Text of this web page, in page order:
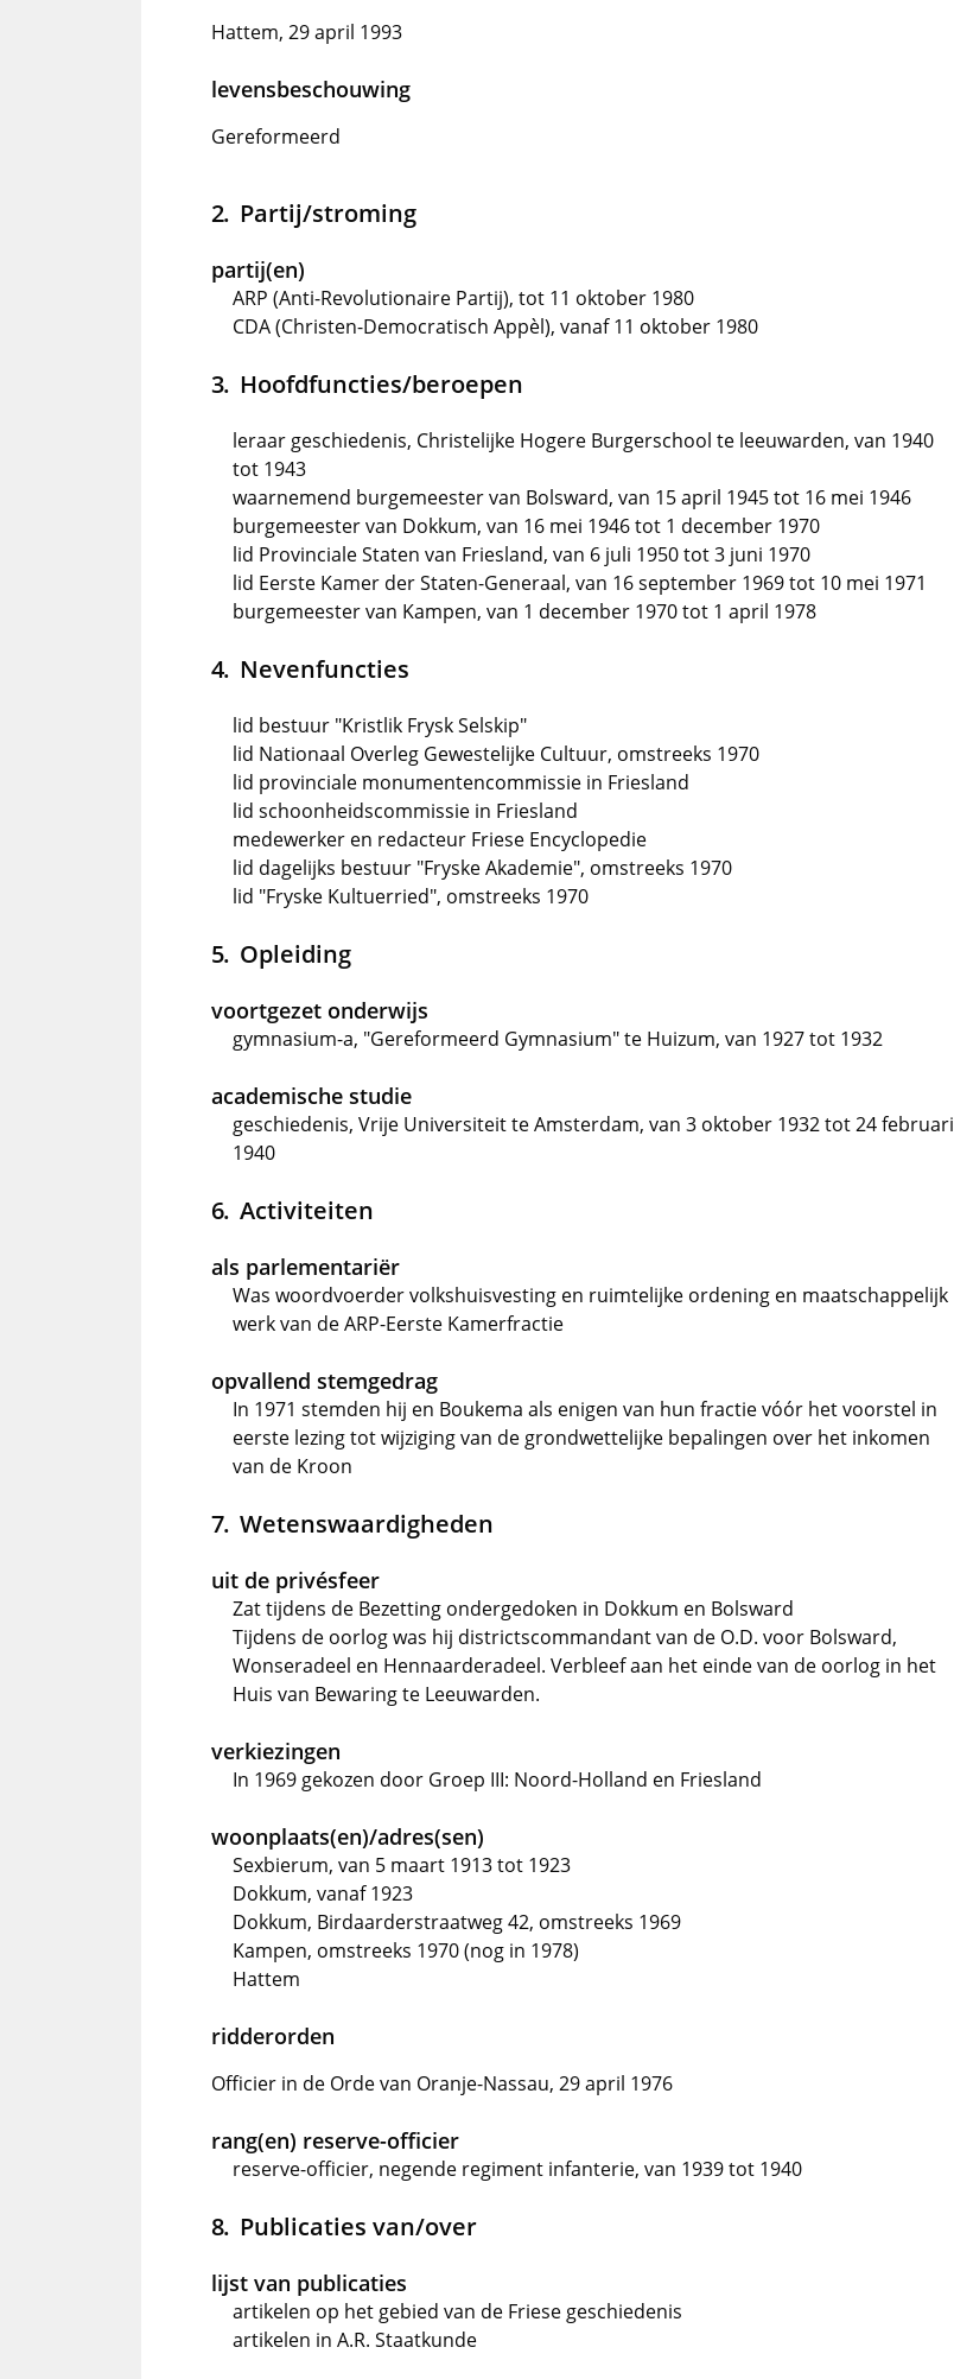
Hattem, 29 april 1993
levensbeschouwing
Gereformeerd
Partij/stroming
partij(en)
ARP (Anti-Revolutionaire Partij), tot 11 oktober 1980
CDA (Christen-Democratisch Appèl), vanaf 11 oktober 1980
Hoofdfuncties/beroepen
leraar geschiedenis, Christelijke Hogere Burgerschool te leeuwarden, van 1940
tot 1943
waarnemend burgemeester van Bolsward, van 15 april 1945 tot 16 mei 1946
burgemeester van Dokkum, van 16 mei 1946 tot 1 december 1970
lid Provinciale Staten van Friesland, van 6 juli 1950 tot 3 juni 1970
lid Eerste Kamer der Staten-Generaal, van 16 september 1969 tot 10 mei 1971
burgemeester van Kampen, van 1 december 1970 tot 1 april 1978
Nevenfuncties
lid bestuur "Kristlik Frysk Selskip"
lid Nationaal Overleg Gewestelijke Cultuur, omstreeks 1970
lid provinciale monumentencommissie in Friesland
lid schoonheidscommissie in Friesland
medewerker en redacteur Friese Encyclopedie
lid dagelijks bestuur "Fryske Akademie", omstreeks 1970
lid "Fryske Kultuerried", omstreeks 1970
Opleiding
voortgezet onderwijs
gymnasium-a, "Gereformeerd Gymnasium" te Huizum, van 1927 tot 1932
academische studie
geschiedenis, Vrije Universiteit te Amsterdam, van 3 oktober 1932 tot 24 februari
1940
Activiteiten
als parlementariër
Was woordvoerder volkshuisvesting en ruimtelijke ordening en maatschappelijk
werk van de ARP-Eerste Kamerfractie
opvallend stemgedrag
In 1971 stemden hij en Boukema als enigen van hun fractie vóór het voorstel in
eerste lezing tot wijziging van de grondwettelijke bepalingen over het inkomen
van de Kroon
Wetenswaardigheden
uit de privésfeer
Zat tijdens de Bezetting ondergedoken in Dokkum en Bolsward
Tijdens de oorlog was hij districtscommandant van de O.D. voor Bolsward,
Wonseradeel en Hennaarderadeel. Verbleef aan het einde van de oorlog in het
Huis van Bewaring te Leeuwarden.
verkiezingen
In 1969 gekozen door Groep III: Noord-Holland en Friesland
woonplaats(en)/adres(sen)
Sexbierum, van 5 maart 1913 tot 1923
Dokkum, vanaf 1923
Dokkum, Birdaarderstraatweg 42, omstreeks 1969
Kampen, omstreeks 1970 (nog in 1978)
Hattem
ridderorden
Officier in de Orde van Oranje-Nassau, 29 april 1976
rang(en) reserve-officier
reserve-officier, negende regiment infanterie, van 1939 tot 1940
Publicaties van/over
lijst van publicaties
artikelen op het gebied van de Friese geschiedenis
artikelen in A.R. Staatkunde